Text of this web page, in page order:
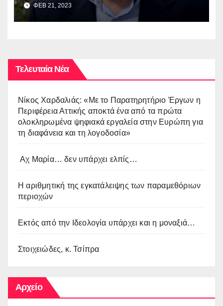
“ΜΙΚΡΑ ΑΣΙΑ: Λάμψη –
Καταστροφή – Ξεριζωμός –
ΦΕΒ 21, 2023
Τελευταία Νέα
Νίκος Χαρδαλιάς: «Με το Παρατηρητήριο Έργων η
Περιφέρεια Αττικής αποκτά ένα από τα πρώτα
ολοκληρωμένα ψηφιακά εργαλεία στην Ευρώπη για
τη διαφάνεια και τη λογοδοσία»
Αχ Μαρία… δεν υπάρχει ελπίς…
Η αριθμητική της εγκατάλειψης των παραμεθόριων
περιοχών
Εκτός από την Ιδεολογία υπάρχει και η μοναξιά…
Στοιχειώδες, κ. Τσίπρα
Αρχείο